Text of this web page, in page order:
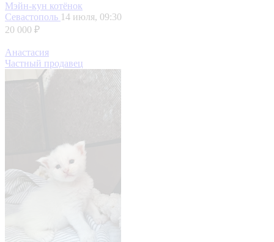
Мэйн-кун котёнок
Севастополь 14 июля, 09:30
20 000 ₽
Анастасия
Частный продавец